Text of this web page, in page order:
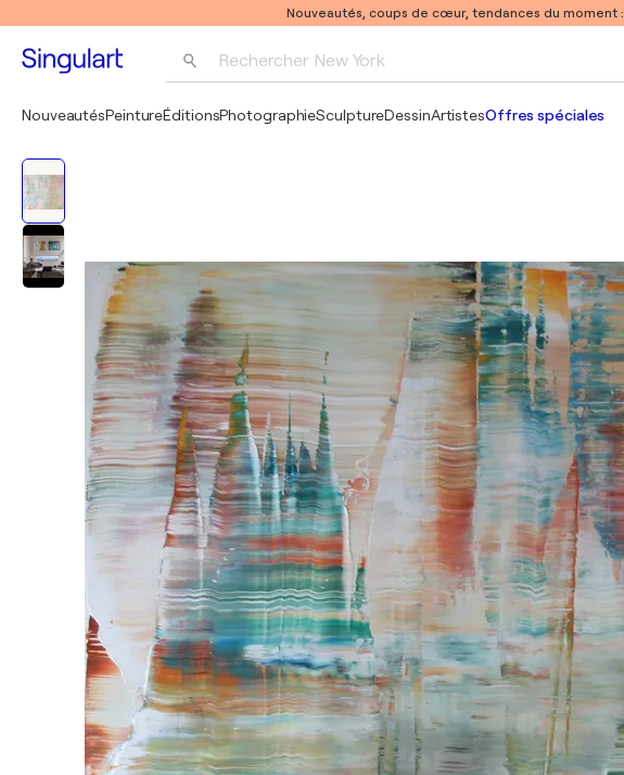
Nouveautés, coups de cœur, tendances du moment :
Rechercher New York
NouveautésPeintureÉditionsPhotographieSculptureDessinArtistesOffres spéciales